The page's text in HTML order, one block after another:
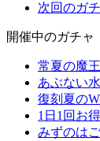
次回のガ
開催中のガチャ
常夏の魔
あぶない
復刻夏の
1日1回お
みずのは